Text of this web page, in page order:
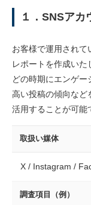
１．SNSアカ
お客様で運用されて
レポートを作成いた
どの時期にエンゲ
高い投稿の傾向など
活用することが可能
取扱い媒体
X / Instagram /
調査項目（例）